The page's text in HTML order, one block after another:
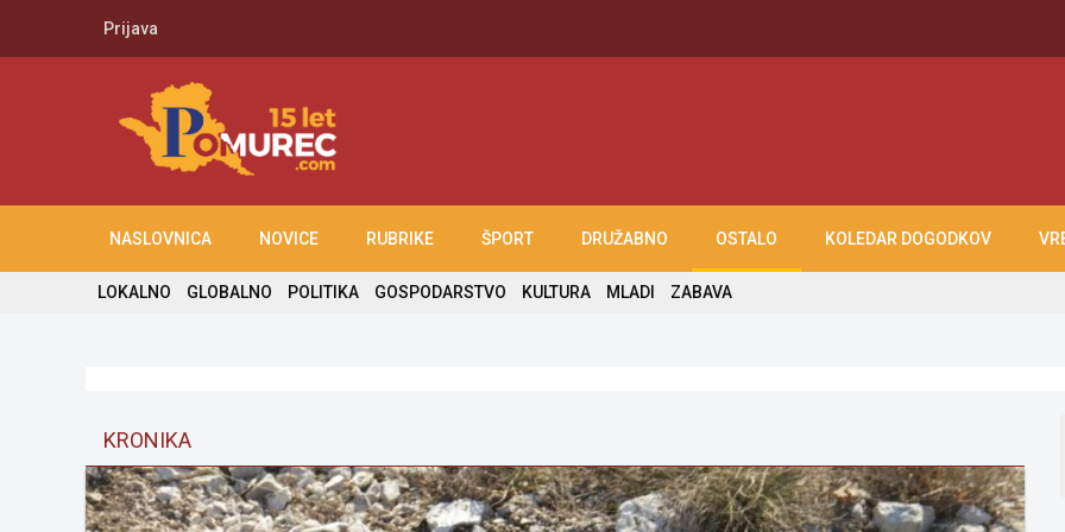
Prijava
NASLOVNICA NOVICE RUBRIKE ŠPORT DRUŽABNO OSTALO KOLEDAR DOGODKOV
LOKALNO GLOBALNO POLITIKA GOSPODARSTVO KULTURA MLADI ZABAVA
KRONIKA